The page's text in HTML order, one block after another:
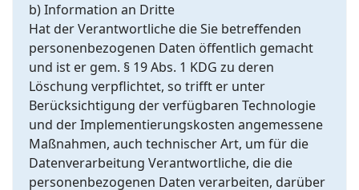
b) Information an Dritte
Hat der Verantwortliche die Sie betreffenden
personenbezogenen Daten öffentlich gemacht
und ist er gem. § 19 Abs. 1 KDG zu deren
Löschung verpflichtet, so trifft er unter
Berücksichtigung der verfügbaren Technologie
und der Implementierungskosten angemessene
Maßnahmen, auch technischer Art, um für die
Datenverarbeitung Verantwortliche, die die
personenbezogenen Daten verarbeiten, darüber